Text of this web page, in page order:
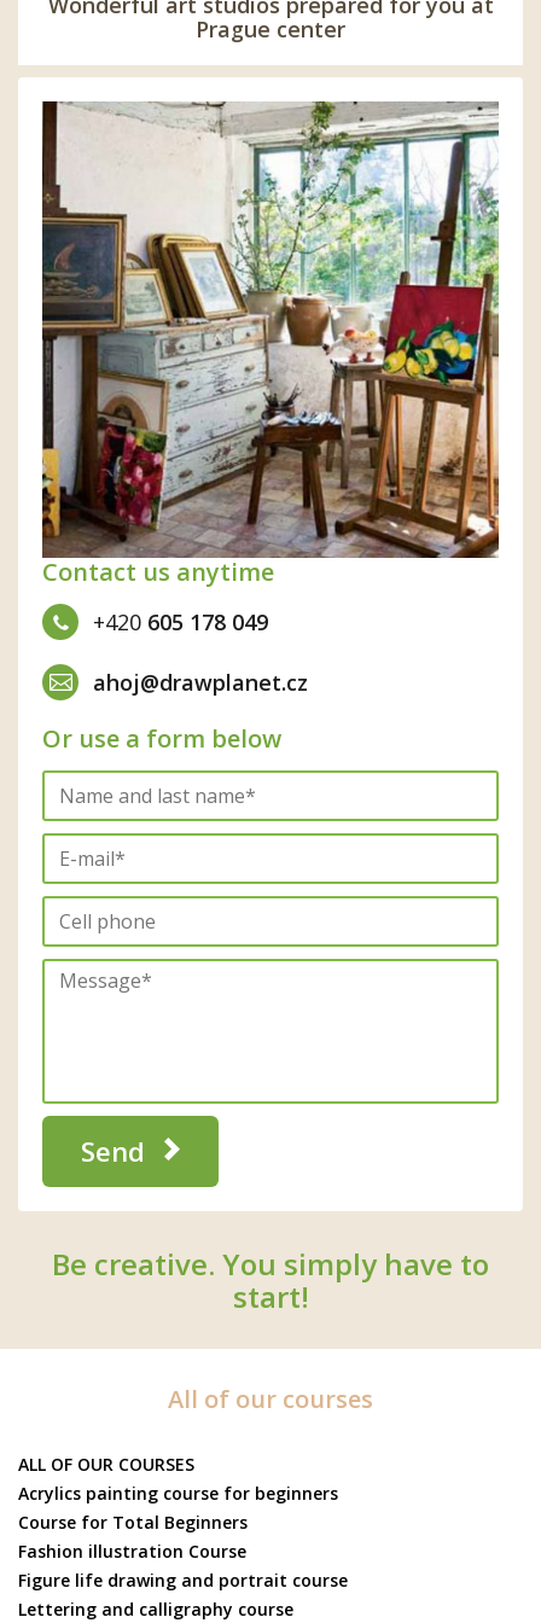
Prague center
Contact us anytime
+420 605 178 049
ahoj@drawplanet.cz
Or use a form below
Send
Be creative. You simply have to
start!
All of our courses
ALL OF OUR COURSES
Acrylics painting course for beginners
Course for Total Beginners
Fashion illustration Course
Figure life drawing and portrait course
Lettering and calligraphy course